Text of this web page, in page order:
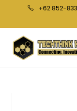
content
+62 852-